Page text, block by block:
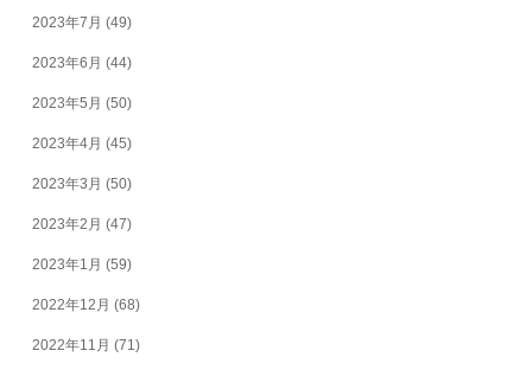
2023年7月 (49)
2023年6月 (44)
2023年5月 (50)
2023年4月 (45)
2023年3月 (50)
2023年2月 (47)
2023年1月 (59)
2022年12月 (68)
2022年11月 (71)